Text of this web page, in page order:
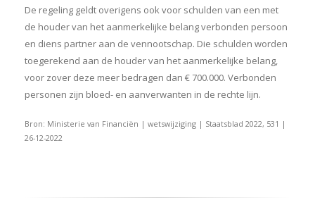
De regeling geldt overigens ook voor schulden van een met
de houder van het aanmerkelijke belang verbonden persoon
en diens partner aan de vennootschap. Die schulden worden
toegerekend aan de houder van het aanmerkelijke belang,
voor zover deze meer bedragen dan € 700.000. Verbonden
personen zijn bloed- en aanverwanten in de rechte lijn.
Bron: Ministerie van Financiën | wetswijziging | Staatsblad 2022, 531 |
26-12-2022